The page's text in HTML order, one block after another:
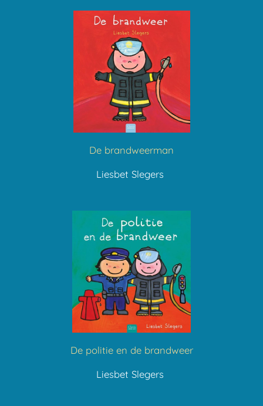
De brandweerman
Liesbet Slegers
De politie en de brandweer
Liesbet Slegers